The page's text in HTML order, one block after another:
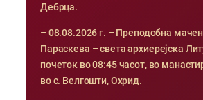
Дебрца.
– 08.08.2026 г. – Преподобна
Параскева – света архиерејска
почеток во 08:45 часот, во
во с. Велгошти, Охрид.